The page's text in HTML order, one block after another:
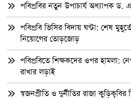
পবিপ্রবির নতুন উপাচার্য অধ্যাপক ড.
পবিপ্রবি ভিসির বিদায় ঘণ্টা: শেষ
নিয়োগের তোড়জোড়
পবিপ্রবিতে শিক্ষকদের ওপর হামলা:
রাখার লড়াই
স্বজনপ্রীতি ও দুর্নীতির রাজা